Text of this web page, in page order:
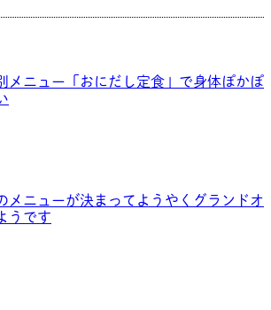
メニュー「おにだし定食」で身体ぽかぽ
メニューが決まってようやくグランドオ
うです